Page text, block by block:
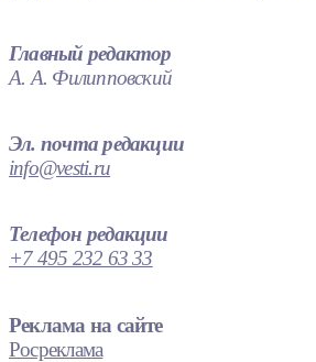
Главный редактор
А. А. Филипповский
Эл. почта редакции
info@vesti.ru
Телефон редакции
+7 495 232 63 33
Реклама на сайте
Росреклама